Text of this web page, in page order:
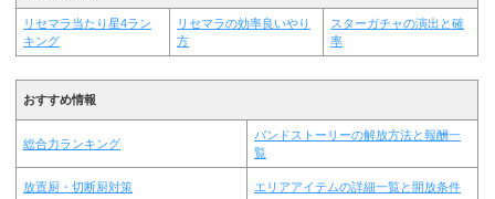
リセマラ当たり星4ラン
キング
リセマラの効率良いやり
方
スターガチャの演出と確
率
おすすめ情報
総合力ランキング
バンドストーリーの解放方法と報酬一
覧
放置厨・切断厨対策 エリアアイテムの詳細一覧と開放条件